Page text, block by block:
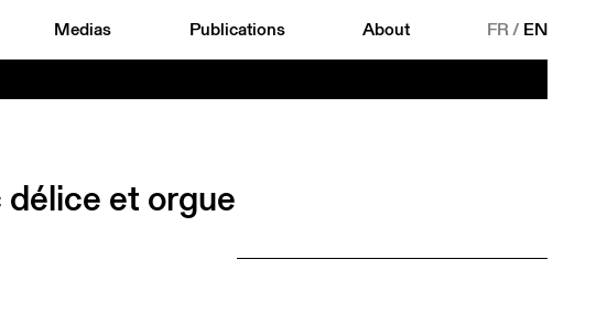
Medias Publications About FR/ EN
et orgue